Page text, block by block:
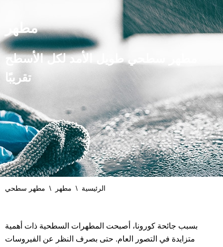
مطهر
مطهر سطحي طويل الأمد لكل الأسطح
تقريبًا
الرئيسية \ مطهر \ مطهر سطحي
بسبب جائحة كورونا، أصبحت المطهرات السطحية ذات أهمية
متزايدة في التصور العام. حتى بصرف النظر عن الفيروسات